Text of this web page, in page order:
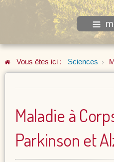
Vous êtes ici : Sciences
Maladie à
Parkinson et